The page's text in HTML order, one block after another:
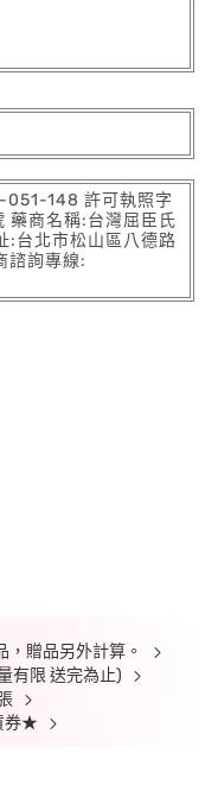
148 許可執照字
藥商名稱:台灣屈臣氏
:台北市松山區八德路
諮詢專線:
贈品另外計算。
有限 送完為止)
券★